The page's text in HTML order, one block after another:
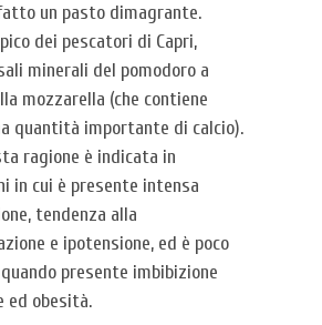
un pasto dimagrante.
dei pescatori di Capri,
minerali del pomodoro a
mozzarella (che contiene
quantità importante di calcio).
ragione è indicata in
in cui è presente intensa
tendenza alla
e ipotensione, ed è poco
presente imbibizione
ed obesità.